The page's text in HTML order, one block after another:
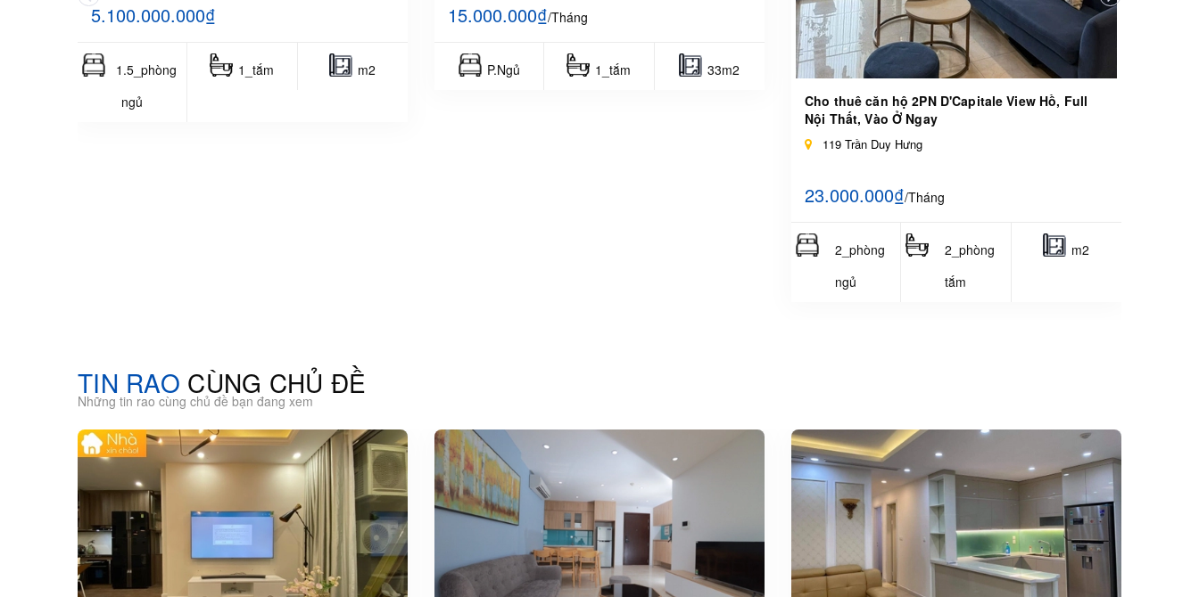
5.100.000.000₫
1.5_phòng
ngủ
1_tắm m2
15.000.000₫/Tháng
P.Ngủ 1_tắm
33m2
Cho thuê căn hộ 2PN D'Capitale View Hồ, Full
Nội Thất, Vào Ở Ngay
119 Trần Duy Hưng
23.000.000₫/Tháng
2_phòng
ngủ
2_phòng
tắm
m2
TIN RAO CÙNG CHỦ ĐỀ
Những tin rao cùng chủ đề bạn đang xem